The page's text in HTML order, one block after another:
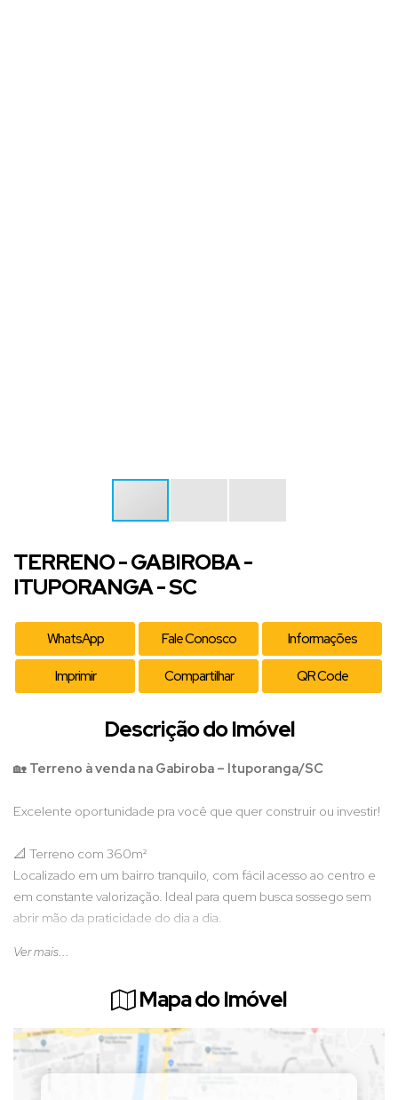
TERRENO - GABIROBA -
ITUPORANGA - SC
WhatsApp Fale Conosco Informações
Imprimir Compartilhar QR Code
Descrição do Imóvel
🏡 Terreno à venda na Gabiroba – Ituporanga/SC
Excelente oportunidade pra você que quer construir ou investir!
📐 Terreno com 360m²
Localizado em um bairro tranquilo, com fácil acesso ao centro e
em constante valorização. Ideal para quem busca sossego sem
abrir mão da praticidade do dia a dia.
investimento.
(Valor sujeito a alteração sem aviso prévio)
📲
Entre em contato para mais informações e agende
uma visita!
Ver mais...
Mapa do Imóvel